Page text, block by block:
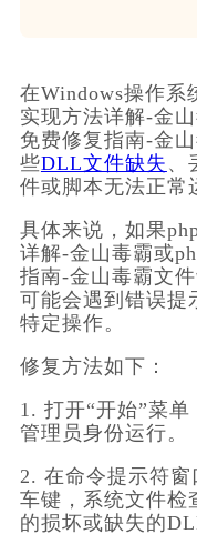
在Windows操作系
实现方法详解-金
免费修复指南-金
些DLL文件缺失 、
件或脚本无法正常
具体来说，如果
详解-金山毒霸或
指南-金山毒霸文
可能会遇到错误提
特定操作。
修复方法如下：
1. 打开“开始”菜
管理员身份运行。
2. 在命令提示符窗
车键，系统文件检
的损坏或缺失的